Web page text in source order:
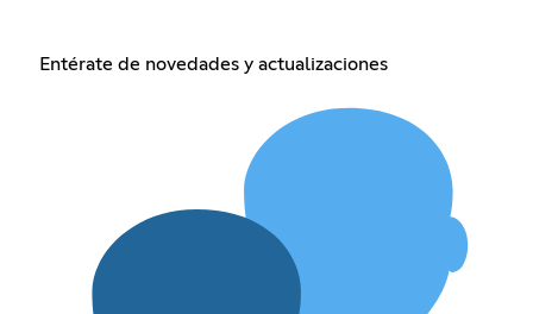
Entérate de novedades y actualizaciones